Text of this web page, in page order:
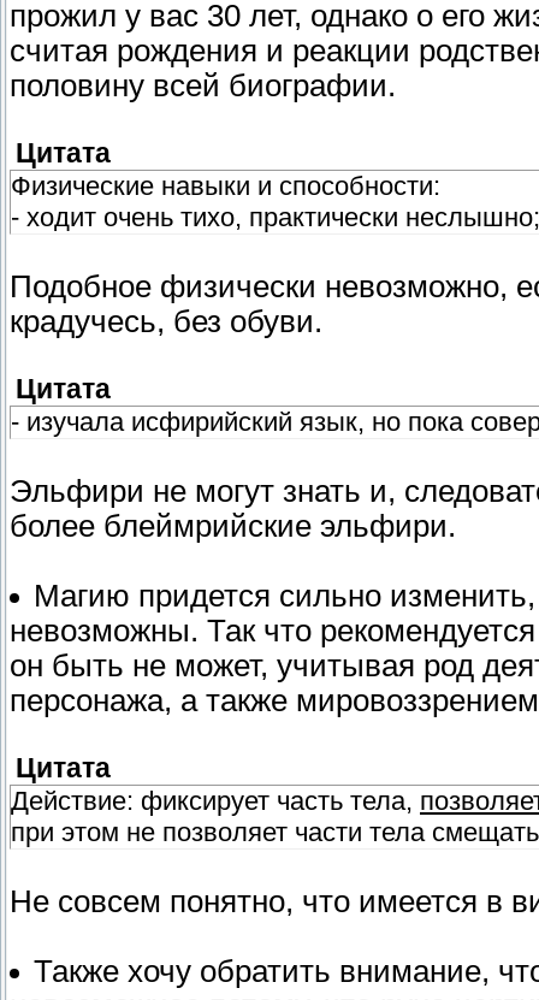
прожил у вас 30 лет, однако о его
считая рождения и реакции
половину всей биографии.
Цитата
Физические навыки и способности:
- ходит очень тихо, практически неслышно;
Подобное физически невозможно,
крадучесь, без обуви.
Цитата
- изучала исфирийский язык, но пока
Эльфири не могут знать и,
более блеймрийские эльфири.
Магию придется сильно
невозможны. Так что
он быть не может, учитывая род
персонажа, а также
Цитата
Действие: фиксирует часть тела,
при этом не позволяет части тела
Не совсем понятно, что имеется в
Также хочу обратить внимание,